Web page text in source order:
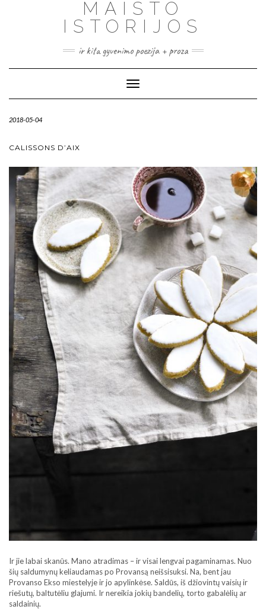
MAISTO
ISTORIJOS
ir kita gyvenimo poezija + proza
Toggle
Navigation
2018-05-04
CALISSONS D’AIX
Ir jie labai skanūs. Mano atradimas – ir visai lengvai pagaminamas. Nuo
šių saldumynų keliaudamas po Provansą neišsisuksi. Na, bent jau
Provanso Ekso miestelyje ir jo apylinkėse. Saldūs, iš džiovintų vaisių ir
riešutų, baltutėliu glajumi. Ir nereikia jokių bandelių, torto gabalėlių ar
saldainių.